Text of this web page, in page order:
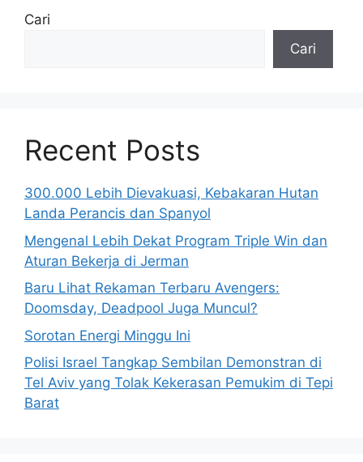
Cari
Cari
Recent Posts
300.000 Lebih Dievakuasi, Kebakaran Hutan
Landa Perancis dan Spanyol
Mengenal Lebih Dekat Program Triple Win dan
Aturan Bekerja di Jerman
Baru Lihat Rekaman Terbaru Avengers:
Doomsday, Deadpool Juga Muncul?
Sorotan Energi Minggu Ini
Polisi Israel Tangkap Sembilan Demonstran di
Tel Aviv yang Tolak Kekerasan Pemukim di Tepi
Barat